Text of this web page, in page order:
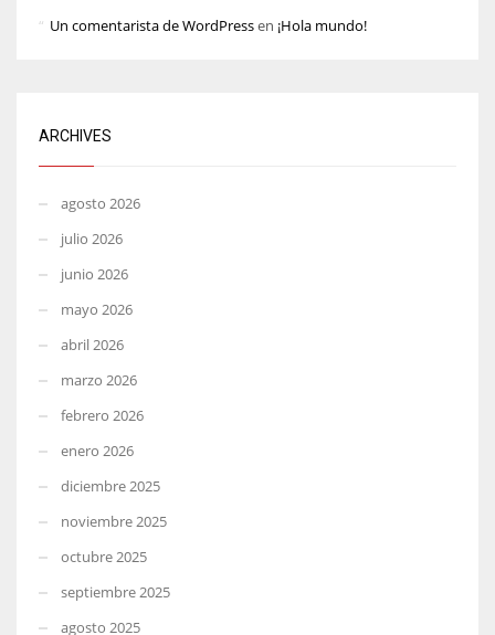
Un comentarista de WordPressen ¡Hola mundo!
ARCHIVES
agosto 2026
julio 2026
junio 2026
mayo 2026
abril 2026
marzo 2026
febrero 2026
enero 2026
diciembre 2025
noviembre 2025
octubre 2025
septiembre 2025
agosto 2025